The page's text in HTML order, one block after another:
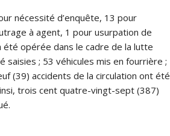
nécessité d’enquête, 13 pour
à agent, 1 pour usurpation de
opérée dans le cadre de la lutte
; 53 véhicules mis en fourrière ;
(39) accidents de la circulation ont été
trois cent quatre-vingt-sept (387)